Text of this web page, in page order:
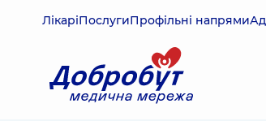
ЛікаріПослугиПрофільні напрями